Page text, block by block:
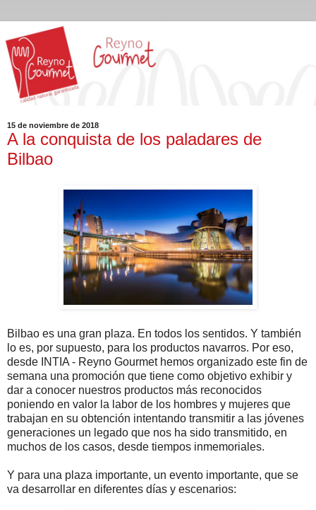
15 de noviembre de 2018
A la conquista de los paladares de
Bilbao
Bilbao es una gran plaza. En todos los sentidos. Y también
lo es, por supuesto, para los productos navarros. Por eso,
desde INTIA - Reyno Gourmet hemos organizado este fin de
semana una promoción que tiene como objetivo exhibir y
dar a conocer nuestros productos más reconocidos
poniendo en valor la labor de los hombres y mujeres que
trabajan en su obtención intentando transmitir a las jóvenes
generaciones un legado que nos ha sido transmitido, en
muchos de los casos, desde tiempos inmemoriales.
Y para una plaza importante, un evento importante, que se
va desarrollar en diferentes días y escenarios: